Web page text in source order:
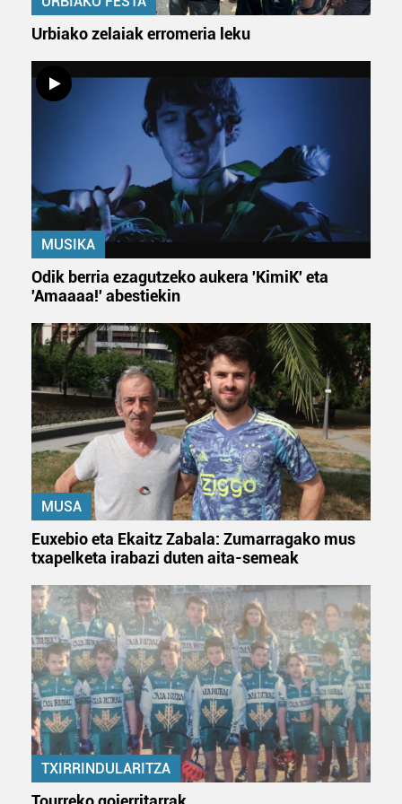
Lortu zure datu pertsonalak prozesatzeko moduari
buruzko informazio gehiago eta ezarri zure lehentasunak
datuen atalean. Edozein unetan alda edo ken dezakezu
zure baimena Cookieen adierazpenean.
Webgune honek cookie propioak eta hirugarrenen cookie-
fitxategiak erabiltzen ditu. Zure esperientzia eta
zerbitzuak hobetzeko asmoz, cookie teknologiaz
baliatzen gara. Ohar hau onartuz gero, teknologia hori
erabiltzeko baimen esplizitua ematen diguzu.Gehiago
irakurri
Urbiako zelaiak erromeria leku
MUSIKA
Odik berria ezagutzeko aukera 'KimiK' eta
'Amaaaa!' abestiekin
MUSA
Euxebio eta Ekaitz Zabala: Zumarragako mus
txapelketa irabazi duten aita-semeak
TXIRRINDULARITZA